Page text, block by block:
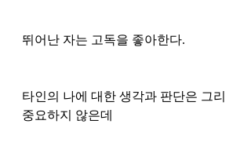
뛰어난 자는 고독을 좋아한다.
타인의 나에 대한 생각과 판단은 그리
중요하지 않은데